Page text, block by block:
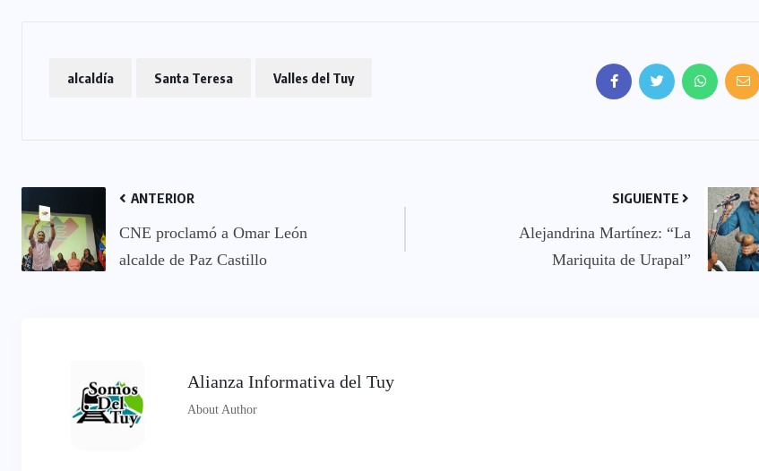
alcaldía Santa Teresa Valles del Tuy
ANTERIOR
CNE proclamó a Omar León
alcalde de Paz Castillo
SIGUIENTE
Alejandrina Martínez: “La
Mariquita de Urapal”
Alianza Informativa del Tuy
About Author